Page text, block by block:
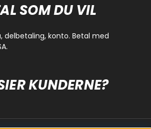
SOM DU VIL
KUNDERNE?